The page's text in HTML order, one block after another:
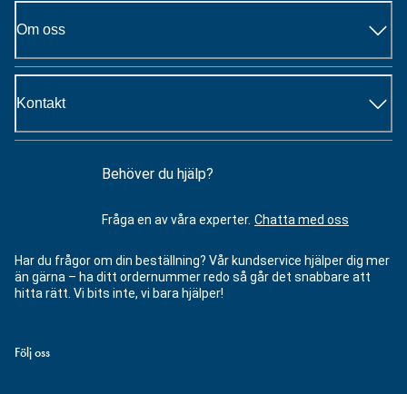
Om oss
Kontakt
Behöver du hjälp?
Fråga en av våra experter. Chatta med oss
Har du frågor om din beställning? Vår kundservice hjälper dig mer
än gärna – ha ditt ordernummer redo så går det snabbare att
hitta rätt. Vi bits inte, vi bara hjälper!
Följ oss